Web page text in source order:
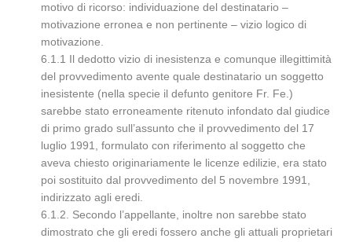
motivo di ricorso: individuazione del destinatario –
motivazione erronea e non pertinente – vizio logico di
motivazione.
6.1.1 Il dedotto vizio di inesistenza e comunque illegittimità
del provvedimento avente quale destinatario un soggetto
inesistente (nella specie il defunto genitore Fr. Fe.)
sarebbe stato erroneamente ritenuto infondato dal giudice
di primo grado sull’assunto che il provvedimento del 17
luglio 1991, formulato con riferimento al soggetto che
aveva chiesto originariamente le licenze edilizie, era stato
poi sostituito dal provvedimento del 5 novembre 1991,
indirizzato agli eredi.
6.1.2. Secondo l’appellante, inoltre non sarebbe stato
dimostrato che gli eredi fossero anche gli attuali proprietari